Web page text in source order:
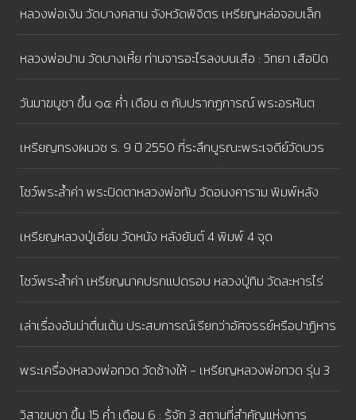
หลวงพ่อเงิน วัดบางคลาน จังหวัดพิจิตร เหรียญหล่อจอบเล็ก
หลวงพ่อปาน วัดบางเหี้ย ท่านจารอะไรลงบนเสือ : วิทยา เสือปิด
ตา
วันมาฆบูชา ขึ้น ๑๕ ค่ำ เดือน ๓ กับปรากฏการณ์ พระอรหันต
สาวก ๑,๒๕๐รูป มาประชุมพร้อมโดยมิได้นัดหมาย
เหรียญทรงผนวช ร. 9 ปี 2550 ที่ระลึกบูรณะพระเจดีย์วัดบวร
นิเวศวิหาร ในโอกาสมหามงคลเฉลิมพระชนมพรรษา 80 พรรษา
โชว์พระล้ำค่า พระปิดตาหลวงพ่อทับ วัดอนงคาราม พิมพ์หลัง
เบี้ย หนุนนําดวงชะตา ใครที่มีเคราะห์ดวงชะตาตก จะต้องหามาบูชา
ติดตัว จะทําให้เรื่องร้ายกลับกลายเป็นดี
เหรียญหลวงปู่เอี่ยม วัดหนัง หลังยันต์ 4 พิมพ์ 4 จุด
โชว์พระล้ำค่า เหรียญนาคปรกแปดรอบ หลวงปู่ทิม วัดละหารไร่
เนื้อทองแดงผิวไฟ
เล่าเรื่องอันน่าตื่นเต้น ประสบการณ์เรียกว่าอัศจรรย์หรือปาฏิหาร
ย์ - พระปิดตาหลวงปู่โต๊ะ
พระเครื่องหลวงพ่อทวด วัดช้างให้ - เหรียญหลวงพ่อทวด รุ่น 3
บล็อคช้างปล้อง
วิสาขบูชา ขึ้น 15 ค่ำ เดือน 6 : รู้จัก 3 สถานที่สำคัญแห่งการ